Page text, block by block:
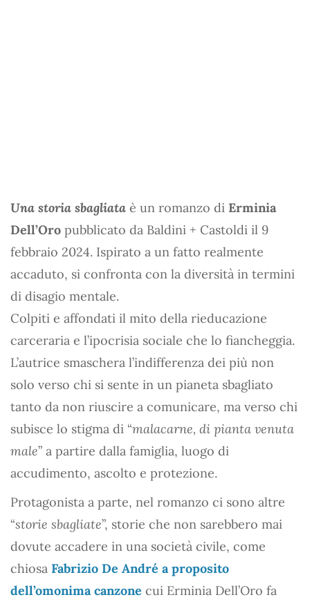
Una storia sbagliata è un romanzo di Erminia
Dell’Oro pubblicato da Baldini + Castoldi il 9
febbraio 2024. Ispirato a un fatto realmente
accaduto, si confronta con la diversità in termini
di disagio mentale.
Colpiti e affondati il mito della rieducazione
carceraria e l’ipocrisia sociale che lo fiancheggia.
L’autrice smaschera l’indifferenza dei più non
solo verso chi si sente in un pianeta sbagliato
tanto da non riuscire a comunicare, ma verso chi
subisce lo stigma di “malacarne, di pianta venuta
male” a partire dalla famiglia, luogo di
accudimento, ascolto e protezione.
Protagonista a parte, nel romanzo ci sono altre
“storie sbagliate”, storie che non sarebbero mai
dovute accadere in una società civile, come
chiosa Fabrizio De André a proposito
dell’omonima canzone cui Erminia Dell’Oro fa